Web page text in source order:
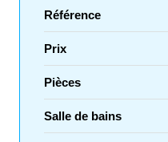
Référence
Prix
Pièces
Salle de bains